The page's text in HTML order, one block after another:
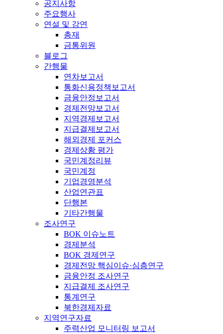
공지사항
주요행사
연설 및 강연
총재
금통위원
블로그
간행물
연차보고서
통화신용정책보고서
금융안정보고서
경제전망보고서
지역경제보고서
지급결제보고서
해외경제 포커스
경제상황 평가
국민계정리뷰
국민계정
기업경영분석
산업연관표
단행본
기타간행물
조사연구
BOK 이슈노트
경제분석
BOK 경제연구
경제전망 핵심이슈·심층연구
금융안정 조사연구
지급결제 조사연구
통계연구
북한경제자료
지역연구자료
주력산업 모니터링 보고서